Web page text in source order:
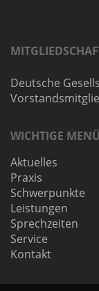
Deutsche
WICHTIGE
Aktuelles
Praxis
Schwerpunkte
Leistungen
Sprechzeiten
Service
Kontakt